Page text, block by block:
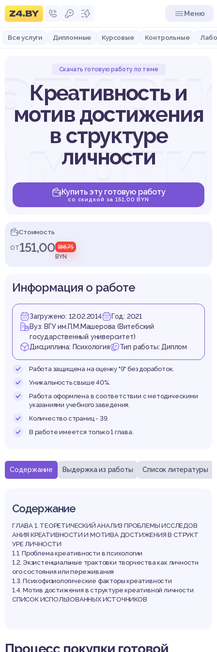
Меню
Все услуги Дипломные Курсовые Контрольные
Скачать готовую работу по теме
Креативность и
мотив достижения
в структуре
личности
Купить эту готовую работу
со скидкой за 151,00 BYN
Стоимость
от151,00 188,75
BYN
Содержание Выдержка из работы Список литературы
Содержание
ГЛАВА 1. ТЕОРЕТИЧЕСКИЙ АНАЛИЗ ПРОБЛЕМЫ ИССЛЕДОВ
АНИЯ КРЕАТИВНОСТИ И МОТИВА ДОСТИЖЕНИЯ В СТРУКТ
УРЕ ЛИЧНОСТИ
1.1. Проблема креативности в психологии
1.2. Экзистенциальные трактовки творчества как личностн
ого состояния или переживания
1.3. Психофизиологические факторы креативности
1.4. Мотив достижения в структуре креативной личности
СПИСОК ИСПОЛЬЗОВАННЫХ ИСТОЧНИКОВ
Выдержка из работы
Информация о работе
Загружено: 12.02.2014
Год: 2021
Вуз: ВГУ им.П.М.Машерова (Витебский
государственный университет)
Дисциплина: Психология
Тип работы: Диплом
Работа защищена на оценку "9" без доработок.
Уникальность свыше 40%.
Работа оформлена в соответствии с методическими
указаниями учебного заведения.
Количество страниц - 39.
В работе имеется только 1 глава.
Процесс покупки готовой